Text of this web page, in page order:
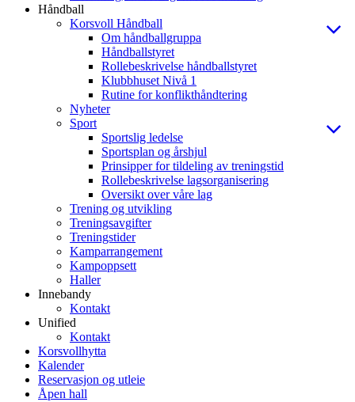
Håndball
Korsvoll Håndball
Om håndballgruppa
Håndballstyret
Rollebeskrivelse håndballstyret
Klubbhuset Nivå 1
Rutine for konflikthåndtering
Nyheter
Sport
Sportslig ledelse
Sportsplan og årshjul
Prinsipper for tildeling av treningstid
Rollebeskrivelse lagsorganisering
Oversikt over våre lag
Trening og utvikling
Treningsavgifter
Treningstider
Kamparrangement
Kampoppsett
Haller
Innebandy
Kontakt
Unified
Kontakt
Korsvollhytta
Kalender
Reservasjon og utleie
Åpen hall